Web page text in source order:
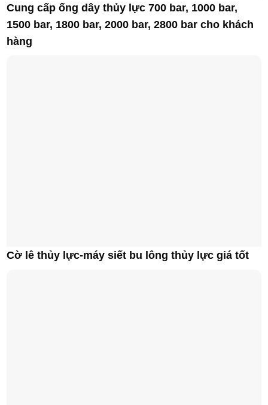
Cung cấp ống dây thủy lực 700 bar, 1000 bar,
1500 bar, 1800 bar, 2000 bar, 2800 bar cho khách
hàng
Cờ lê thủy lực-máy siết bu lông thủy lực giá tốt